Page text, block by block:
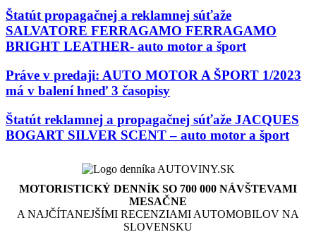
Štatút propagačnej a reklamnej súťaže
SALVATORE FERRAGAMO FERRAGAMO
BRIGHT LEATHER- auto motor a šport
Práve v predaji: AUTO MOTOR A ŠPORT 1/2023
má v balení hneď 3 časopisy
Štatút reklamnej a propagačnej súťaže JACQUES
BOGART SILVER SCENT – auto motor a šport
MOTORISTICKÝ DENNÍK SO 700 000 NÁVŠTEVAMI
MESAČNE
A NAJČÍTANEJŠÍMI RECENZIAMI AUTOMOBILOV NA
SLOVENSKU